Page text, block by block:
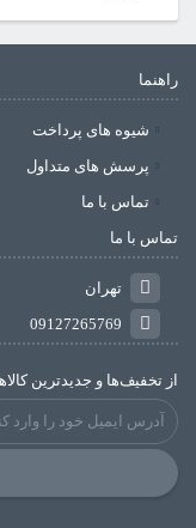
راهنما
شیوه های پرداخت
پرسش های متداول
تماس با ما
تماس با ما
تهران
09127265769
از تخفیف‌ها و جدیدترین‌